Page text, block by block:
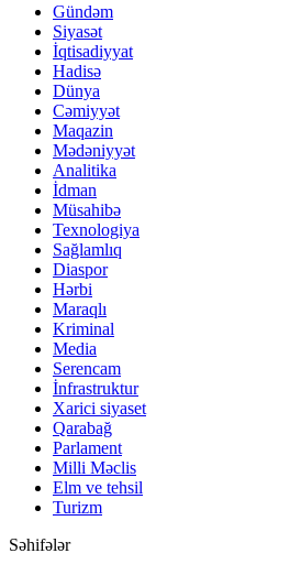
Gündəm
Siyasət
İqtisadiyyat
Hadisə
Dünya
Cəmiyyət
Maqazin
Mədəniyyət
Analitika
İdman
Müsahibə
Texnologiya
Sağlamlıq
Diaspor
Hərbi
Maraqlı
Kriminal
Media
Serencam
İnfrastruktur
Xarici siyaset
Qarabağ
Parlament
Milli Məclis
Elm ve tehsil
Turizm
Səhifələr